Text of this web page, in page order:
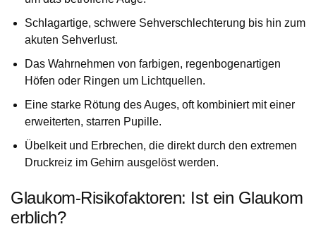
Schlagartige, schwere Sehverschlechterung bis hin zum
akuten Sehverlust.
Das Wahrnehmen von farbigen, regenbogenartigen
Höfen oder Ringen um Lichtquellen.
Eine starke Rötung des Auges, oft kombiniert mit einer
erweiterten, starren Pupille.
Übelkeit und Erbrechen, die direkt durch den extremen
Druckreiz im Gehirn ausgelöst werden.
Glaukom-Risikofaktoren: Ist ein Glaukom
erblich?